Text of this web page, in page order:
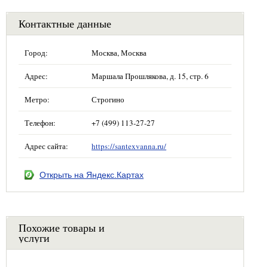
Контактные данные
Город: Москва, Москва
Адрес: Маршала Прошлякова, д. 15, стр. 6
Метро: Строгино
Телефон: +7 (499) 113-27-27
Адрес сайта: https://santexvanna.ru/
Открыть на Яндекс.Картах
Похожие товары и
услуги